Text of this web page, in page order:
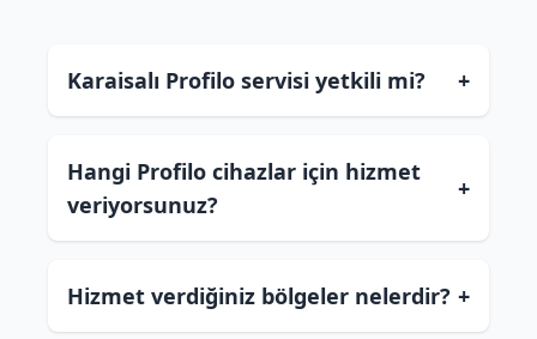
Karaisalı Profilo servisi yetkili mi? +
Hangi Profilo cihazlar için hizmet
veriyorsunuz?
+
Hizmet verdiğiniz bölgeler nelerdir? +